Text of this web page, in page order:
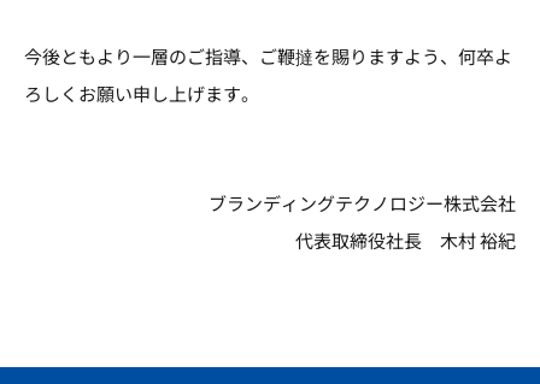
今後ともより一層のご指導、ご鞭撻を賜りますよう、何卒よ
ろしくお願い申し上げます。
ブランディングテクノロジー株式会社
代表取締役社長 木村 裕紀